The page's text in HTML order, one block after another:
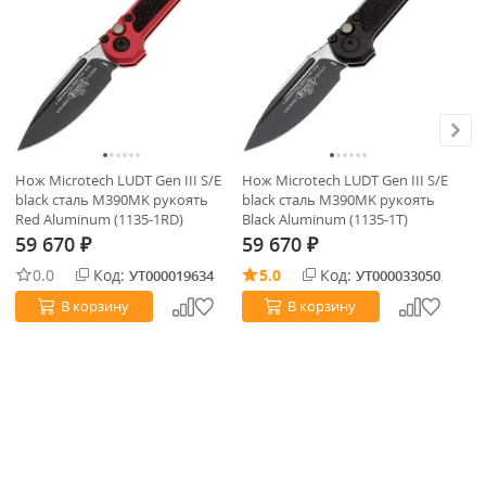
Нож Microtech LUDT Gen III S/E
black сталь M390MK рукоять
Red Aluminum (1135-1RD)
59 670 ₽
0.0 Код: УТ000019634
В корзину
Нож Microtech LUDT Gen III S/E
black сталь M390MK рукоять
Black Aluminum (1135-1T)
59 670 ₽
5.0 Код: УТ000033050
В корзину